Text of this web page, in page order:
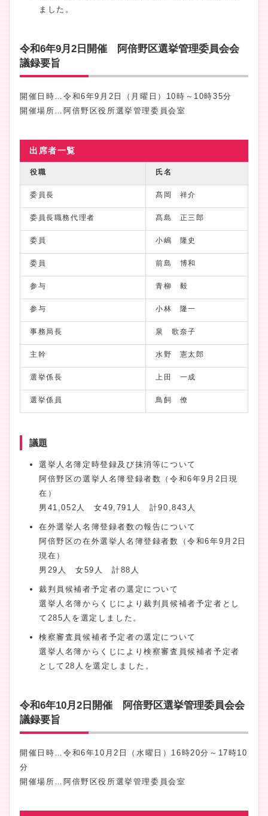
ました。
令和6年9月2日開催 阿倍野区選挙管理委員会会
議録要旨
開催日時…令和6年9月2日（月曜日）10時～10時35分
開催場所…阿倍野区役所選挙管理委員会室
出席者一覧
役職 氏名
委員長 髙岡 祥介
委員長職務代理者 髙島 正三郎
委員 小嶋 隆史
委員 前島 博和
参与 青柳 毅
参与 小林 隆一
事務局長 泉 歌奈子
主幹 水野 憲太郎
選挙係長 上田 一成
選挙係員 鳥飼 僚
議題
選挙人名簿定時登録及び抹消等について
阿倍野区の選挙人名簿登録者数（令和6年9月2日現
在）
男41,052人 女49,791人 計90,843人
在外選挙人名簿登録者数の報告について
阿倍野区の在外選挙人名簿登録者数（令和6年9月2日
現在）
男29人 女59人 計88人
裁判員候補者予定者の選定について
選挙人名簿からくじにより裁判員候補者予定者とし
て285人を選定しました。
検察審査員候補者予定者の選定について
選挙人名簿からくじにより検察審査員候補者予定者
として28人を選定しました。
令和6年10月2日開催 阿倍野区選挙管理委員会会
議録要旨
開催日時…令和6年10月2日（水曜日）16時20分～17時10
分
開催場所…阿倍野区役所選挙管理委員会室